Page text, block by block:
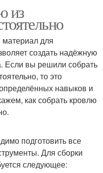
из
для
создать надёжную
Если вы решили собрать
то это
навыков и
как собрать кровлю
подготовить все
Для сборки
следующее: